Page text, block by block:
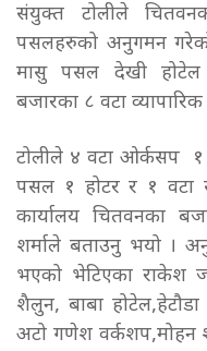
संयुक्त टोलीले
पसलहरुको अनुगमन
मासु पसल देखी होटेल
बजारका ८ वटा व्यापारिक
टोलीले ४ वटा ओर्कसप १
पसल १ होटर र १ वटा
कार्यालय चितवनका
शर्माले बताउनु भयो ।
भएको भेटिएका राकेश
शैलुन, बाबा
अटो गणेश वर्कशप,मोहन